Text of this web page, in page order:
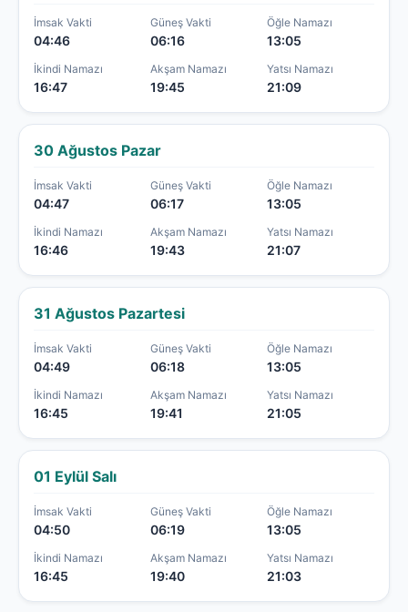
İmsak Vakti
04:46
Güneş Vakti
06:16
Öğle Namazı
13:05
İkindi Namazı
16:47
Akşam Namazı
19:45
Yatsı Namazı
21:09
30 Ağustos Pazar
İmsak Vakti
04:47
Güneş Vakti
06:17
Öğle Namazı
13:05
İkindi Namazı
16:46
Akşam Namazı
19:43
Yatsı Namazı
21:07
31 Ağustos Pazartesi
İmsak Vakti
04:49
Güneş Vakti
06:18
Öğle Namazı
13:05
İkindi Namazı
16:45
Akşam Namazı
19:41
Yatsı Namazı
21:05
01 Eylül Salı
İmsak Vakti
04:50
Güneş Vakti
06:19
Öğle Namazı
13:05
İkindi Namazı
16:45
Akşam Namazı
19:40
Yatsı Namazı
21:03